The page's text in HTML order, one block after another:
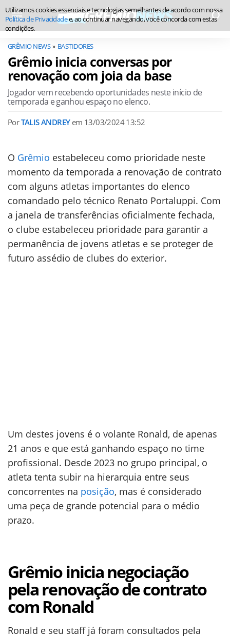
GRÊMIO NEWS BASTIDORES
Grêmio inicia conversas por
renovação com joia da base
Jogador vem recebendo oportunidades neste início de
temporada e ganhou espaço no elenco.
PorTALIS ANDREYem 13/03/2024 13:52
O Grêmio estabeleceu como prioridade neste
momento da temporada a renovação de contrato
com alguns atletas importantes do elenco
comandado pelo técnico Renato Portaluppi. Com
a janela de transferências oficialmente fechada,
o clube estabeleceu prioridade para garantir a
permanência de jovens atletas e se proteger de
futuro assédio de clubes do exterior.
Um destes jovens é o volante Ronald, de apenas
21 anos e que está ganhando espaço no time
profissional. Desde 2023 no grupo principal, o
atleta tenta subir na hierarquia entre seus
concorrentes na posição, mas é considerado
uma peça de grande potencial para o médio
prazo.
Grêmio inicia negociação
pela renovação de contrato
com Ronald
Ronald e seu staff já foram consultados pela
Utilizamos cookies essenciais e tecnologias semelhantes de acordo com nossa
Política de Privacidadee, ao continuar navegando, você concorda com estas
condições.